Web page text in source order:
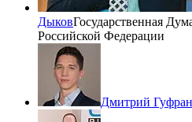
ДыковГосударственная
Российской Федерации
Дмитрий